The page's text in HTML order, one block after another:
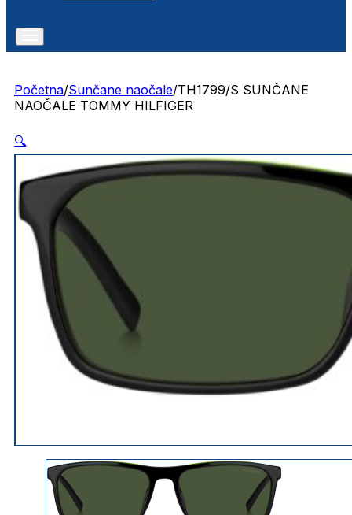
Početna/Sunčane naočale/TH1799/S SUNČANE
NAOČALE TOMMY HILFIGER
🔍